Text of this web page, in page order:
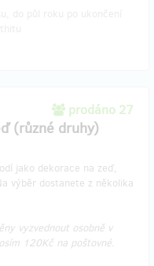
prodáno 27
(různé druhy)
jako dekorace na zeď,
výběr dostanete z několika
vyzvednout osobně v
120Kč na poštovné.